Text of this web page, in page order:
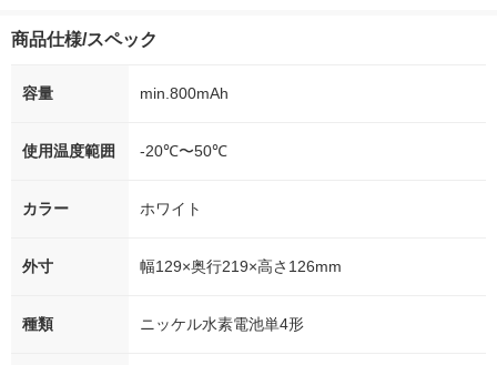
商品仕様/スペック
容量 min.800mAh
使用温度範囲 -20℃〜50℃
カラー ホワイト
外寸 幅129×奥行219×高さ126mm
種類 ニッケル水素電池単4形